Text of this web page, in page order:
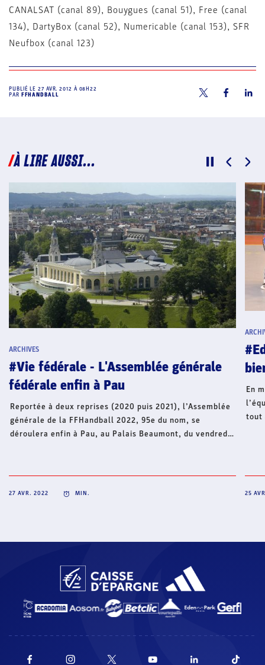
CANALSAT (canal 89), Bouygues (canal 51), Free (canal
134), DartyBox (canal 52), Numericable (canal 153), SFR
Neufbox (canal 123)
PUBLIÉ LE27 AVR. 2012 À 08H22
PAR FFHANDBALL
À LIRE AUSSI...
ARCHIVES
#Vie fédérale - L'Assemblée générale
fédérale enfin à Pau
Reportée à deux reprises (2020 puis 2021), l’Assemblée
générale de la FFHandball 2022, 95e du nom, se
déroulera enfin à Pau, au Palais Beaumont, du vendredi
marine seront tous rassemblés, une première depuis
27 AVR. 2022 MIN.
En
tout
25